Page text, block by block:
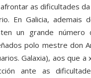
as dificultades
En Galicia, ademais
un grande número
polo mestre don
Galaxia), aos que a
ante as